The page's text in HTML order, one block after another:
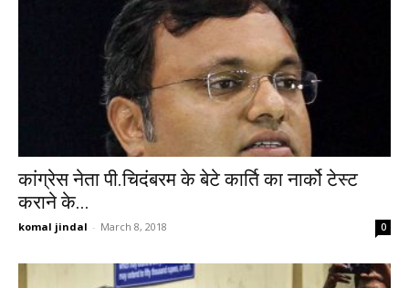
कांग्रेस नेता पी.चिदंबरम के बेटे कार्ति का नार्को टेस्ट
कराने के...
komal jindal - March 8, 2018 0